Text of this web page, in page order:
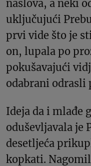
naslova, a neki
uključujući
prvi vide što je
on, lupala po
pokušavajući
odabrani odrasli
Ideja da i mlađe
oduševljavala je
desetljeća
kopkati.